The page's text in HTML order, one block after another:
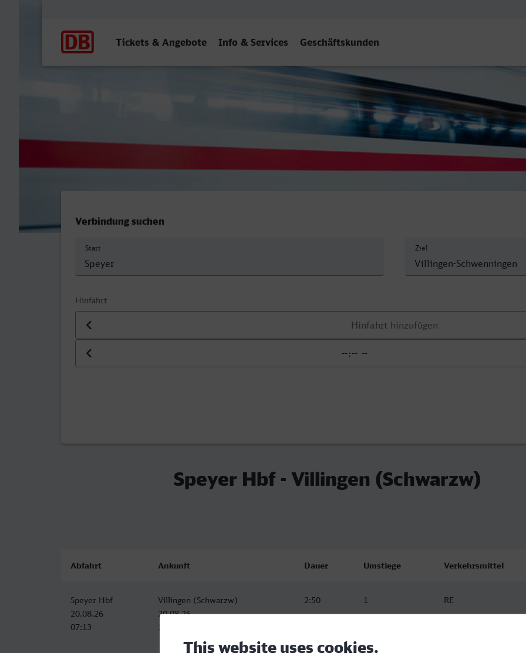
Tickets & Angebote Info & Services Geschäftskunden
Speyer Hbf - Villingen (Schwarzw)
Verbindung suchen
Start Ziel
Hinfahrt
Datum der Hinfahrt
Uhrzeit der Hinfahrt
Speyer Hbf - Villingen (Schwarzw)
Abfahrt Ankunft Dauer Umstiege Verkehrsmittel
Speyer Hbf
20.08.26
07:13
Villingen (Schwarzw)
20.08.26
10:03
2:50 1 RE